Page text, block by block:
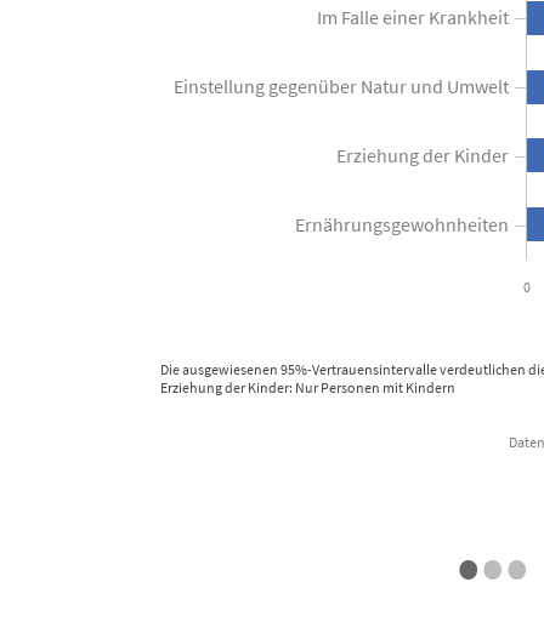
View as data table, Wichtige Rolle von Religion und Spiritualität im
The chart has 1 Y axis displaying Bevölkerung in Prozent.
Die ausgewiesenen 95%-Vertrauensintervalle verdeutlichen
Erziehung der Kinder: Nur Personen mit Kindern
0
Im Falle einer Krankheit
Einstellung gegenüber Natur und Umwelt
Erziehung der Kinder
Ernährungsgewohnheiten
•••